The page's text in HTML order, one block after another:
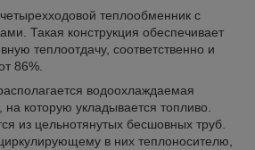
теплообменник с
Такая конструкция обеспечивает
теплоотдачу, соответственно и
86%.
водоохлаждаемая
на которую укладывается топливо.
из цельнотянутых бесшовных труб.
в них теплоносителю,